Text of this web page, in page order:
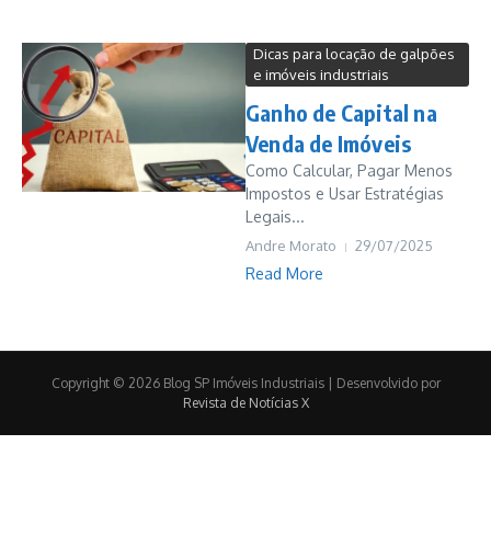
Dicas para locação de galpões
e imóveis industriais
Ganho de Capital na
Venda de Imóveis
Como Calcular, Pagar Menos
Impostos e Usar Estratégias
Legais...
Andre Morato 29/07/2025
Read More
Copyright © 2026 Blog SP Imóveis Industriais | Desenvolvido por
Revista de Notícias X